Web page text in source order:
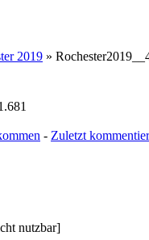
2019 »
- Zuletzt
nutzbar]